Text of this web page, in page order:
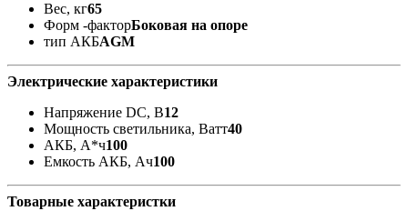
Вес, кг65
Форм -факторБоковая на опоре
тип АКБAGM
Электрические характеристики
Напряжение DC, В12
Мощность светильника, Ватт40
АКБ, А*ч100
Емкость АКБ, Ач100
Товарные характеристки